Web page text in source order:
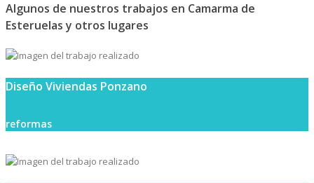
Algunos de nuestros trabajos en Camarma de
Esteruelas y otros lugares
Diseño Viviendas Ponzano
reformas